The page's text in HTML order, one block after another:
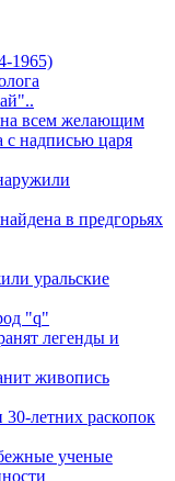
1965)
всем желающим
с надписью царя
в предгорьях
уральские
"q"
легенды и
живопись
30-летних раскопок
ученые